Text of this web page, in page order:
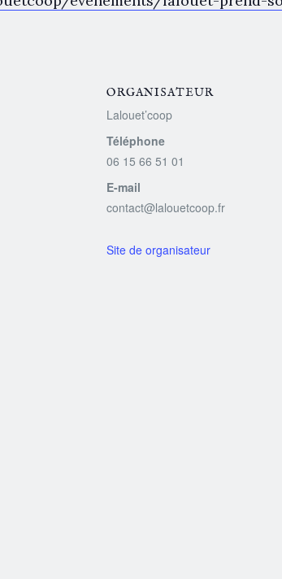
ORGANISATEUR
Lalouet’coop
Téléphone
06 15 66 51 01
E-mail
contact@lalouetcoop.fr